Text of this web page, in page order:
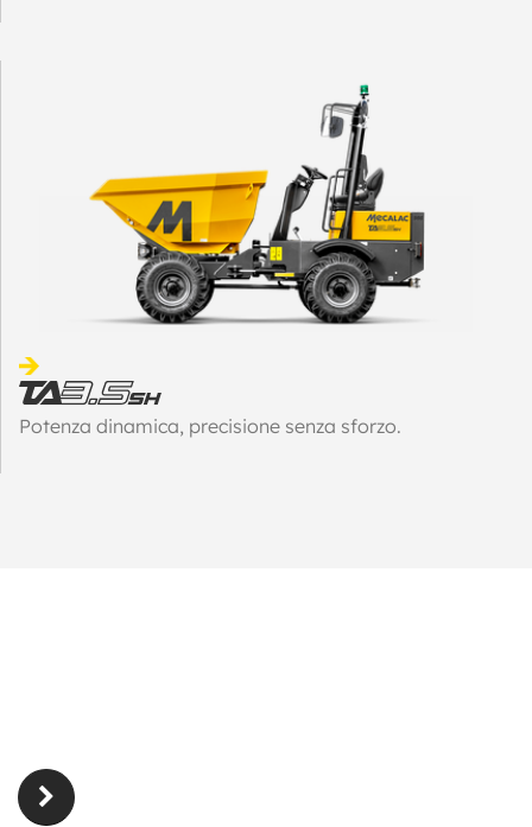
Potenza dinamica, precisione senza sforzo.